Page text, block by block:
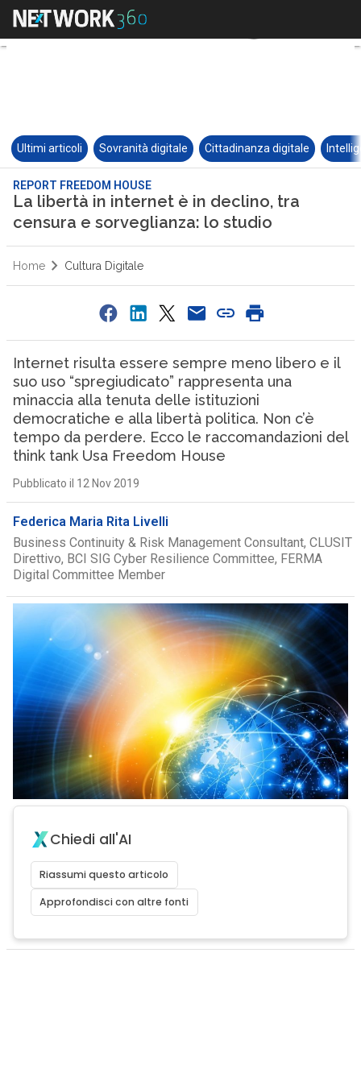
Ultimi articoli Sovranità digitale Cittadinanza digitale
REPORT FREEDOM HOUSE
La libertà in internet è in declino, tra
censura e sorveglianza: lo studio
Home Cultura Digitale
Internet risulta essere sempre meno libero e il
suo uso “spregiudicato” rappresenta una
minaccia alla tenuta delle istituzioni
democratiche e alla libertà politica. Non c’è
tempo da perdere. Ecco le raccomandazioni del
think tank Usa Freedom House
Pubblicato il 12 Nov 2019
Federica Maria Rita Livelli
Business Continuity & Risk Management Consultant, CLUSIT
Direttivo, BCI SIG Cyber Resilience Committee, FERMA
Digital Committee Member
Chiedi all'AI
Riassumi questo articolo
Approfondisci con altre fonti